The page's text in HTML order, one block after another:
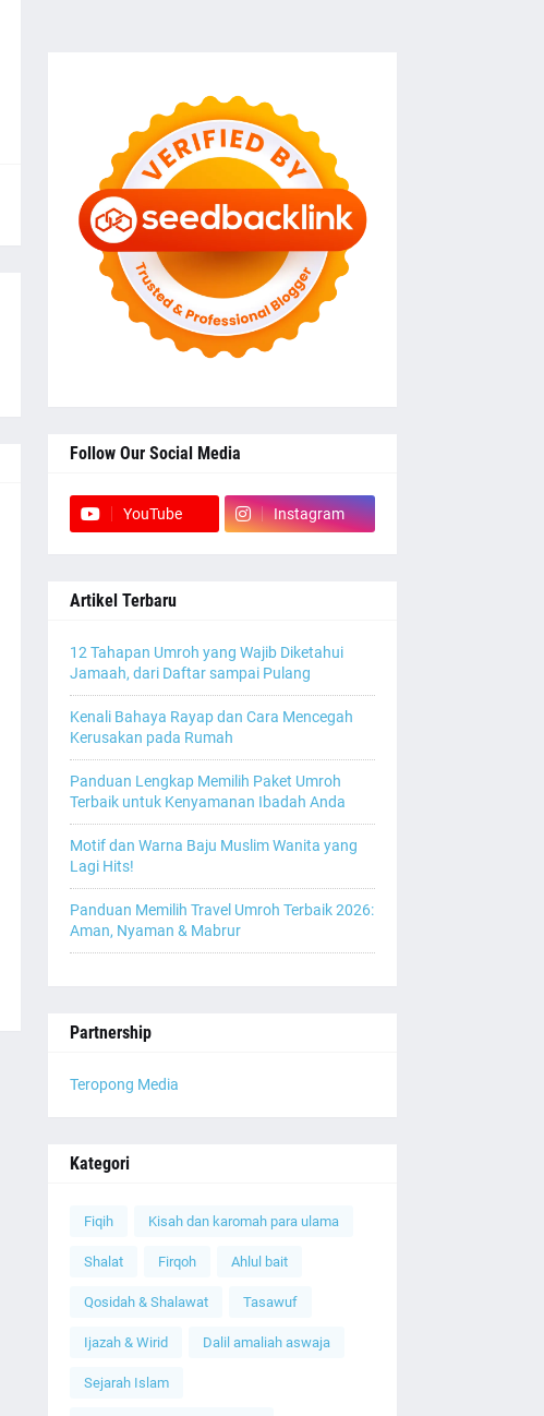
Follow Our Social Media
YouTube Instagram
Artikel Terbaru
12 Tahapan Umroh yang Wajib Diketahui
Jamaah, dari Daftar sampai Pulang
Kenali Bahaya Rayap dan Cara Mencegah
Kerusakan pada Rumah
Panduan Lengkap Memilih Paket Umroh
Terbaik untuk Kenyamanan Ibadah Anda
Motif dan Warna Baju Muslim Wanita yang
Lagi Hits!
Panduan Memilih Travel Umroh Terbaik 2026:
Aman, Nyaman & Mabrur
Partnership
Teropong Media
Kategori
Fiqih Kisah dan karomah para ulama
Shalat Firqoh Ahlul bait
Qosidah & Shalawat Tasawuf
Ijazah & Wirid Dalil amaliah aswaja
Sejarah Islam